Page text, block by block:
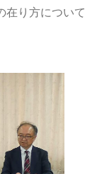
在り方について